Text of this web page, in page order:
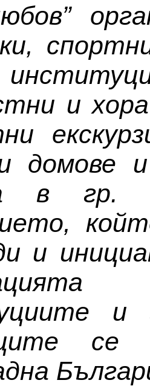
и
домове
в гр.
и
и